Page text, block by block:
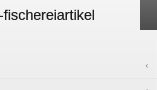
-fischereiartikel